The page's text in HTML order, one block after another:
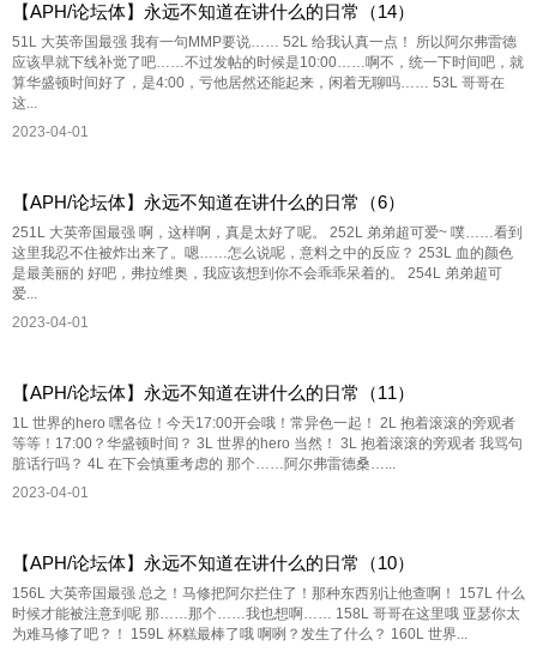
【APH/论坛体】永远不知道在讲什么的日常（14）
51L 大英帝国最强 我有一句MMP要说…… 52L 给我认真一点！ 所以阿尔弗雷德
应该早就下线补觉了吧……不过发帖的时候是10:00……啊不，统一下时间吧，就
算华盛顿时间好了，是4:00，亏他居然还能起来，闲着无聊吗…… 53L 哥哥在
这...
2023-04-01
【APH/论坛体】永远不知道在讲什么的日常（6）
251L 大英帝国最强 啊，这样啊，真是太好了呢。 252L 弟弟超可爱~ 噗……看到
这里我忍不住被炸出来了。嗯……怎么说呢，意料之中的反应？ 253L 血的颜色
是最美丽的 好吧，弗拉维奥，我应该想到你不会乖乖呆着的。 254L 弟弟超可
爱...
2023-04-01
【APH/论坛体】永远不知道在讲什么的日常（11）
1L 世界的hero 嘿各位！今天17:00开会哦！常异色一起！ 2L 抱着滚滚的旁观者
等等！17:00？华盛顿时间？ 3L 世界的hero 当然！ 3L 抱着滚滚的旁观者 我骂句
脏话行吗？ 4L 在下会慎重考虑的 那个……阿尔弗雷德桑…...
2023-04-01
【APH/论坛体】永远不知道在讲什么的日常（10）
156L 大英帝国最强 总之！马修把阿尔拦住了！那种东西别让他查啊！ 157L 什么
时候才能被注意到呢 那……那个……我也想啊…… 158L 哥哥在这里哦 亚瑟你太
为难马修了吧？！ 159L 杯糕最棒了哦 啊咧？发生了什么？ 160L 世界...